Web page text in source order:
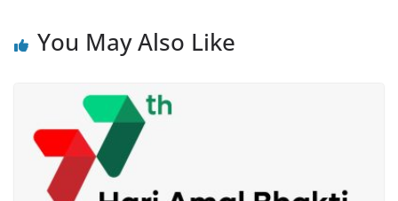
You May Also Like